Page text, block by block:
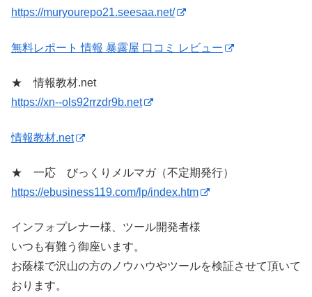
https://muryourepo21.seesaa.net/
無料レポート 情報 暴露屋 口コミ レビュー
★ 情報教材.net
https://xn--ols92rrzdr9b.net
情報教材.net
★ 一応 びっくりメルマガ（不定期発行）
https://ebusiness119.com/lp/index.htm
インフォプレナー様、ツール開発者様
いつも有難う御座います。
お蔭様で沢山の方のノウハウやツールを検証させて頂いて
おります。